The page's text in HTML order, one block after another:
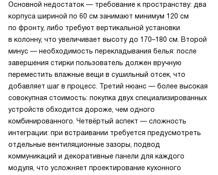
Основной недостаток — требование к пространству: два
корпуса шириной по 60 см занимают минимум 120 см
по фронту, либо требуют вертикальной установки
в колонну, что увеличивает высоту до 170–180 см. Второй
минус — необходимость перекладывания белья: после
завершения стирки пользователь должен вручную
переместить влажные вещи в сушильный отсек, что
добавляет шаг в процесс. Третий нюанс — более высокая
совокупная стоимость: покупка двух специализированных
устройств обходится дороже, чем одного
комбинированного. Четвёртый аспект — сложность
интеграции: при встраивании требуется предусмотреть
отдельные вентиляционные зазоры, подвод
коммуникаций и декоративные панели для каждого
модуля, что усложняет проектирование кухонного